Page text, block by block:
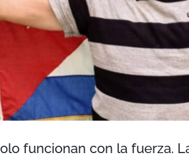
funcionan con la fuerza.